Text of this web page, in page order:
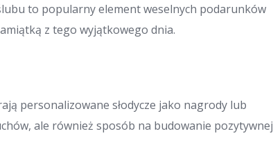
to popularny element weselnych podarunków
z tego wyjątkowego dnia.
personalizowane słodycze jako nagrody lub
ale również sposób na budowanie pozytywnej